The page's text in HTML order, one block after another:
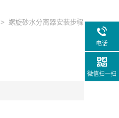
> 螺旋砂水分离器安装步骤
电话
微信扫一扫